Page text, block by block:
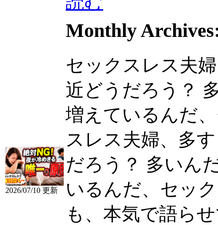
2026/07/10 更新
Monthly
セックスレス夫
近どうだろう？
増えているんだ
スレス夫婦、多
だろう？ 多いん
いるんだ、セッ
も、本気で語ら